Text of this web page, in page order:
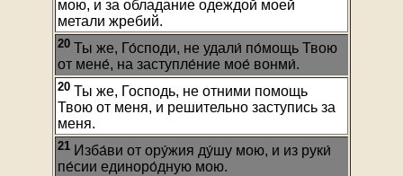
мою, и за обладание одеждой моей
метали жребий.
20 Ты же, Го́споди, не удали́ по́мощь Твою
от мене́, на заступле́ние мое́ вонми́.
20 Ты же, Господь, не отними помощь
Твою от меня, и решительно заступись за
меня.
21 Изба́ви от ору́жия ду́шу мою, и из руки́
пе́сии единоро́дную мою.